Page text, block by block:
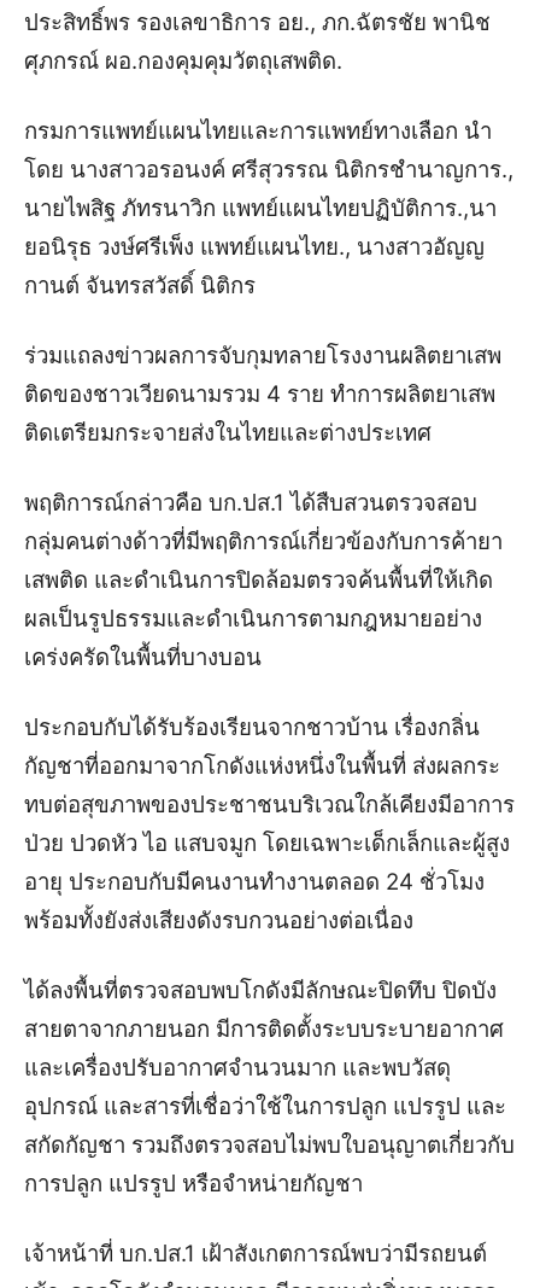
ประสิทธิ์พร รองเลขาธิการ อย., ภก.ฉัตรชัย พานิช
ศุภกรณ์ ผอ.กองคุมคุมวัตถุเสพติด.
กรมการแพทย์แผนไทยและการแพทย์ทางเลือก นำ
โดย นางสาวอรอนงค์ ศรีสุวรรณ นิติกรชำนาญการ.,
นายไพสิฐ ภัทรนาวิก แพทย์แผนไทยปฏิบัติการ.,นา
ยอนิรุธ วงษ์ศรีเพ็ง แพทย์แผนไทย., นางสาวอัญญ
กานต์ จันทรสวัสดิ์ นิติกร
ร่วมแถลงข่าวผลการจับกุมทลายโรงงานผลิตยาเสพ
ติดของชาวเวียดนามรวม 4 ราย ทำการผลิตยาเสพ
ติดเตรียมกระจายส่งในไทยและต่างประเทศ
พฤติการณ์กล่าวคือ บก.ปส.1 ได้สืบสวนตรวจสอบ
กลุ่มคนต่างด้าวที่มีพฤติการณ์เกี่ยวข้องกับการค้ายา
เสพติด และดำเนินการปิดล้อมตรวจค้นพื้นที่ให้เกิด
ผลเป็นรูปธรรมและดำเนินการตามกฎหมายอย่าง
เคร่งครัดในพื้นที่บางบอน
ประกอบกับได้รับร้องเรียนจากชาวบ้าน เรื่องกลิ่น
กัญชาที่ออกมาจากโกดังแห่งหนึ่งในพื้นที่ ส่งผลกระ
ทบต่อสุขภาพของประชาชนบริเวณใกล้เคียงมีอาการ
ป่วย ปวดหัว ไอ แสบจมูก โดยเฉพาะเด็กเล็กและผู้สูง
อายุ ประกอบกับมีคนงานทำงานตลอด 24 ชั่วโมง
พร้อมทั้งยังส่งเสียงดังรบกวนอย่างต่อเนื่อง
ได้ลงพื้นที่ตรวจสอบพบโกดังมีลักษณะปิดทึบ ปิดบัง
สายตาจากภายนอก มีการติดตั้งระบบระบายอากาศ
และเครื่องปรับอากาศจำนวนมาก และพบวัสดุ
อุปกรณ์ และสารที่เชื่อว่าใช้ในการปลูก แปรรูป และ
สกัดกัญชา รวมถึงตรวจสอบไม่พบใบอนุญาตเกี่ยวกับ
การปลูก แปรรูป หรือจำหน่ายกัญชา
เจ้าหน้าที่ บก.ปส.1 เฝ้าสังเกตการณ์พบว่ามีรถยนต์